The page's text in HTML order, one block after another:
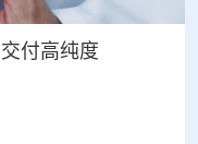
付高纯度